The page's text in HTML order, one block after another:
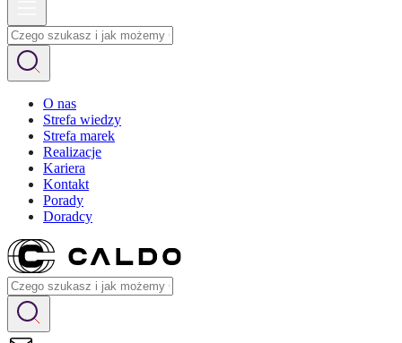
O nas
Strefa wiedzy
Strefa marek
Realizacje
Kariera
Kontakt
Porady
Doradcy